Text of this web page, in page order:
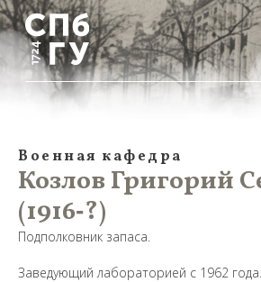
Военная кафедра
Козлов Григорий
(1916‑?)
Подполковник запаса.
Заведующий лабораторией с 1962 года.